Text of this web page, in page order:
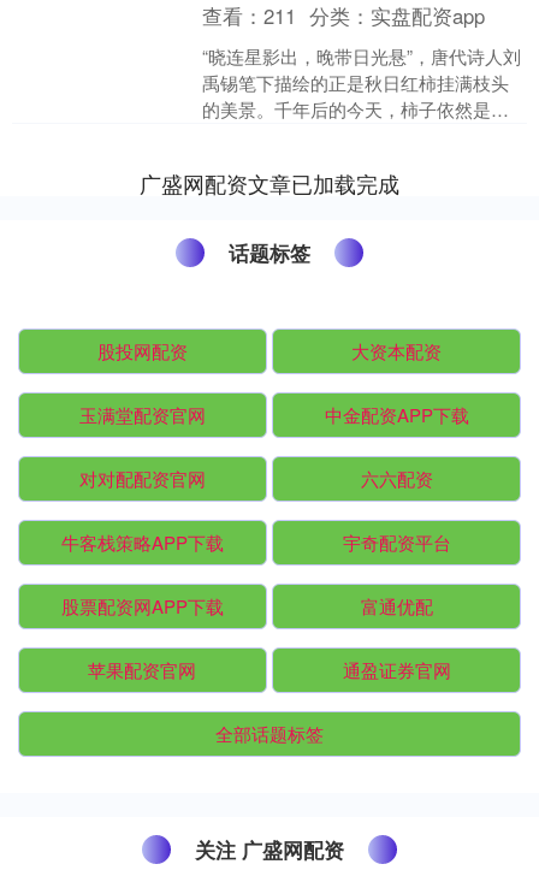
查看：211 分类： 实盘配资app
“晓连星影出，晚带日光悬”，唐代诗人刘
禹锡笔下描绘的正是秋日红柿挂满枝头
的美景。千年后的今天，柿子依然是中
广盛网配资文章已加载完成
话题标签
股投网配资 大资本配资
玉满堂配资官网 中金配资APP下载
对对配配资官网 六六配资
牛客栈策略APP下载 宇奇配资平台
股票配资网APP下载 富通优配
苹果配资官网 通盈证券官网
全部话题标签
关注 广盛网配资